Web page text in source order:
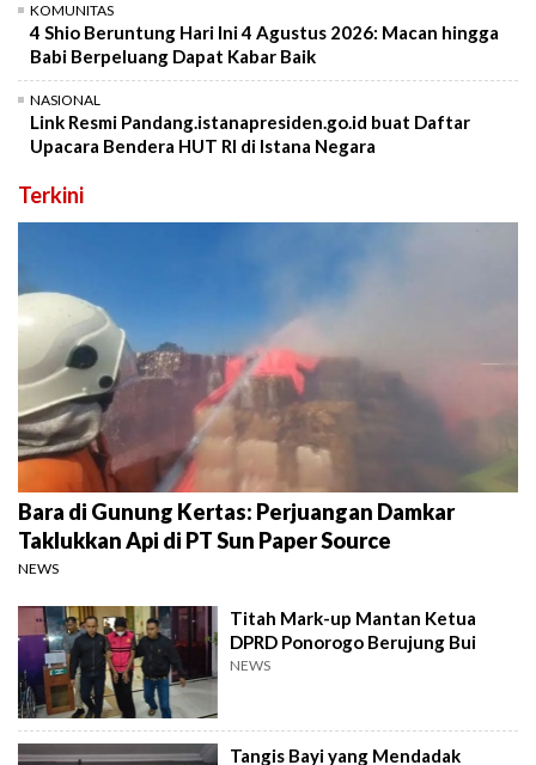
KOMUNITAS
4 Shio Beruntung Hari Ini 4 Agustus 2026: Macan hingga
Babi Berpeluang Dapat Kabar Baik
NASIONAL
Link Resmi Pandang.istanapresiden.go.id buat Daftar
Upacara Bendera HUT RI di Istana Negara
Terkini
Bara di Gunung Kertas: Perjuangan Damkar
Taklukkan Api di PT Sun Paper Source
NEWS
Titah Mark-up Mantan Ketua
DPRD Ponorogo Berujung Bui
NEWS
Tangis Bayi yang Mendadak